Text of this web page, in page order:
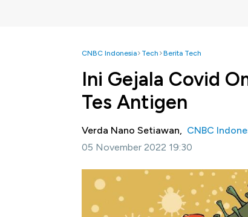
CNBC Indonesia Tech Berita Tech
Ini Gejala Covid
Tes Antigen
Verda Nano Setiawan, CNBC
05 November 2022 19:30